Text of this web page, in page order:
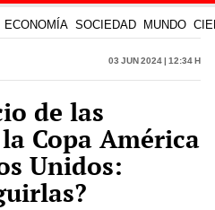
ECONOMÍA SOCIEDAD MUNDO
03 Jun 2024 | 12:34 h
de las
Copa América
Unidos: